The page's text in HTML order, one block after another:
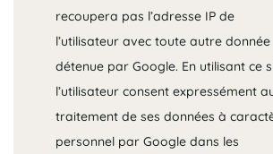
recoupera pas l’adresse IP de
l’utilisateur avec toute autre donnée
détenue par Google. En utilisant ce
l’utilisateur consent expressément
traitement de ses données à
personnel par Google dans les